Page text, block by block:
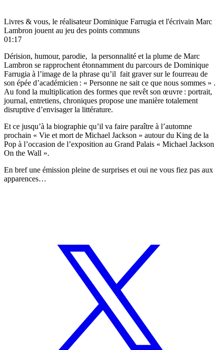
Livres & vous, le réalisateur Dominique Farrugia et l'écrivain Marc
Lambron jouent au jeu des points communs
01:17
Dérision, humour, parodie, la personnalité et la plume de Marc
Lambron se rapprochent étonnamment du parcours de Dominique
Farrugia à l’image de la phrase qu’il fait graver sur le fourreau de
son épée d’académicien : « Personne ne sait ce que nous sommes » .
Au fond la multiplication des formes que revêt son œuvre : portrait,
journal, entretiens, chroniques propose une manière totalement
disruptive d’envisager la littérature.
Et ce jusqu’à la biographie qu’il va faire paraître à l’automne
prochain « Vie et mort de Michael Jackson » autour du King de la
Pop à l’occasion de l’exposition au Grand Palais « Michael Jackson
On the Wall ».
En bref une émission pleine de surprises et oui ne vous fiez pas aux
apparences…